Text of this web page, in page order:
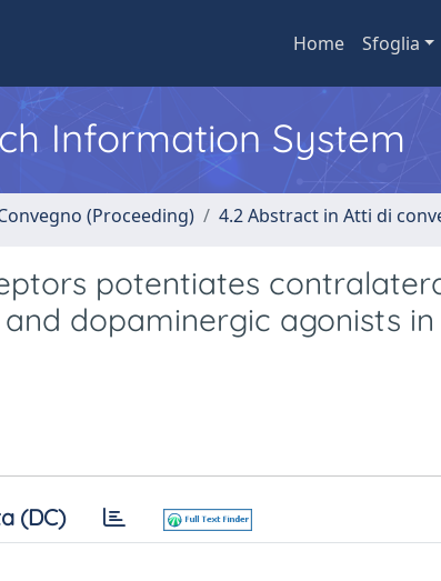
Home Sfoglia
Information System
(Proceeding) 4.2 Abstract in Atti di
potentiates
dopaminergic agonists in
(DC)